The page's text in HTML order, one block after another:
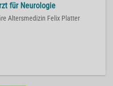
für Neurologie
Altersmedizin Felix Platter